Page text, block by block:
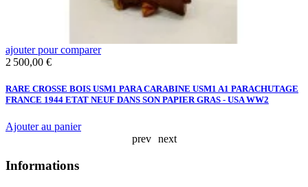
ajouter pour comparer
Prix
2 500,00 €
RARE CROSSE BOIS USM1 PARA CARABINE USM1 A1 PARACHUTAGE
FRANCE 1944 ETAT NEUF DANS SON PAPIER GRAS - USA WW2
Ajouter au panier
prev
next
Informations